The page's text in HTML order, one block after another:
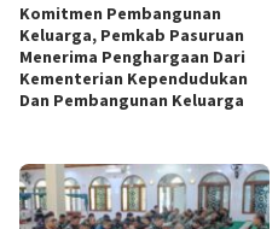
Komitmen Pembangunan
Keluarga, Pemkab Pasuruan
Menerima Penghargaan Dari
Kementerian Kependudukan
Dan Pembangunan Keluarga